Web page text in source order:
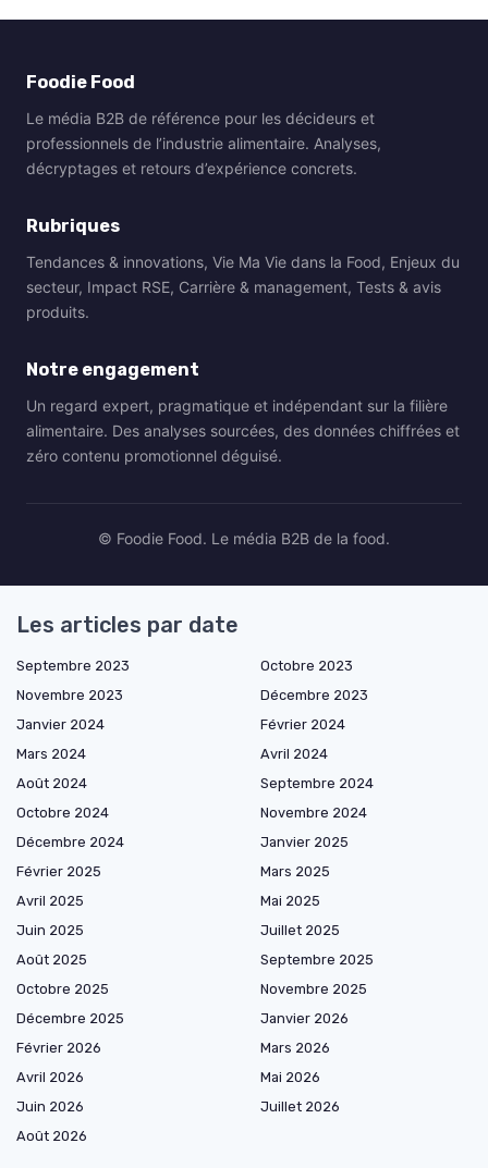
Foodie Food
Le média B2B de référence pour les décideurs et
professionnels de l’industrie alimentaire. Analyses,
décryptages et retours d’expérience concrets.
Rubriques
Tendances & innovations, Vie Ma Vie dans la Food, Enjeux du
secteur, Impact RSE, Carrière & management, Tests & avis
produits.
Notre engagement
Un regard expert, pragmatique et indépendant sur la filière
alimentaire. Des analyses sourcées, des données chiffrées et
zéro contenu promotionnel déguisé.
© Foodie Food. Le média B2B de la food.
Les articles par date
Septembre 2023
Octobre 2023
Novembre 2023
Décembre 2023
Janvier 2024
Février 2024
Mars 2024
Avril 2024
Août 2024
Septembre 2024
Octobre 2024
Novembre 2024
Décembre 2024
Janvier 2025
Février 2025
Mars 2025
Avril 2025
Mai 2025
Juin 2025
Juillet 2025
Août 2025
Septembre 2025
Octobre 2025
Novembre 2025
Décembre 2025
Janvier 2026
Février 2026
Mars 2026
Avril 2026
Mai 2026
Juin 2026
Juillet 2026
Août 2026